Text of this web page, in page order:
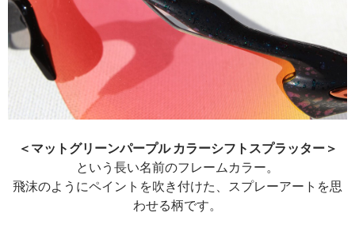
＜マットグリーンパープル カラーシフトスプラッター＞
という長い名前のフレームカラー。
飛沫のようにペイントを吹き付けた、スプレーアートを思
わせる柄です。